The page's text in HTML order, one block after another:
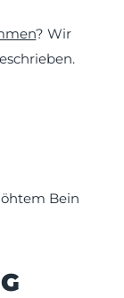
? Wir
Bein